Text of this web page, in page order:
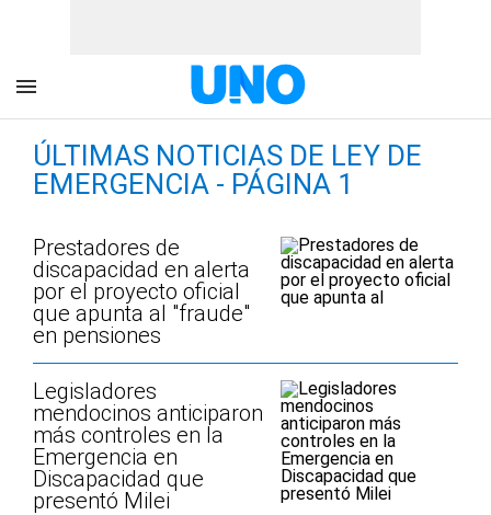
ÚLTIMAS NOTICIAS DE LEY DE
EMERGENCIA - PÁGINA 1
Prestadores de
discapacidad en alerta
por el proyecto oficial
que apunta al "fraude"
en pensiones
Legisladores
mendocinos anticiparon
más controles en la
Emergencia en
Discapacidad que
presentó Milei